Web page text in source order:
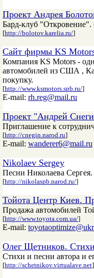
Проект Андрея
Бард-клуб
[http://bolotov.karelia.ru/]
Сайт фирмы KS
Компания KS Motors -
автомобилей из США ,
покупку.
[http://www.ksmotors.spb.ru/]
E-mail: rh.reg@mail.ru
Проект "Андрей
Приглашение к
[http://cnegin.narod.ru]
E-mail: wanderer6@mail.ru
Nikolaev Sergey
Песни Николаева
[http://nikolaspb.narod.ru/]
Тойота Центр Киев.
Продажа автомобилей
[http://www.toyota.com.ua/]
E-mail:
Олег Щетников.
Стихи и песни автора и
[http://schetnikov.virtualave.net]